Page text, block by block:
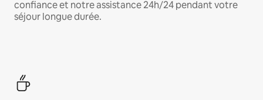
confiance et notre assistance 24h/24 pendant votre
séjour longue durée.